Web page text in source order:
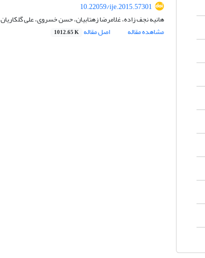
10.22059/ije.2015.57301
هانیه نجف زاده، غلامرضا زهتابیان، حسن خسروی، علی گلکاریان
مشاهده مقاله
اصل مقاله 1012.65 K